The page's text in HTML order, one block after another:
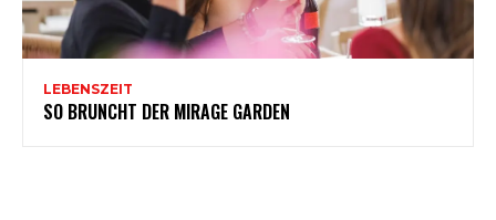
LEBENSZEIT
SO BRUNCHT DER MIRAGE GARDEN